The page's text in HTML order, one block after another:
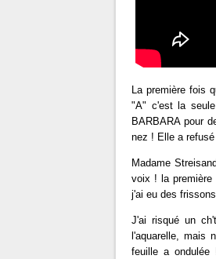
La première fois
"A" c'est la
BARBARA pour
nez ! Elle a
Madame
voix ! la première
j'ai eu des
J'ai risqué un
l'aquarelle, mais
feuille a ondulée